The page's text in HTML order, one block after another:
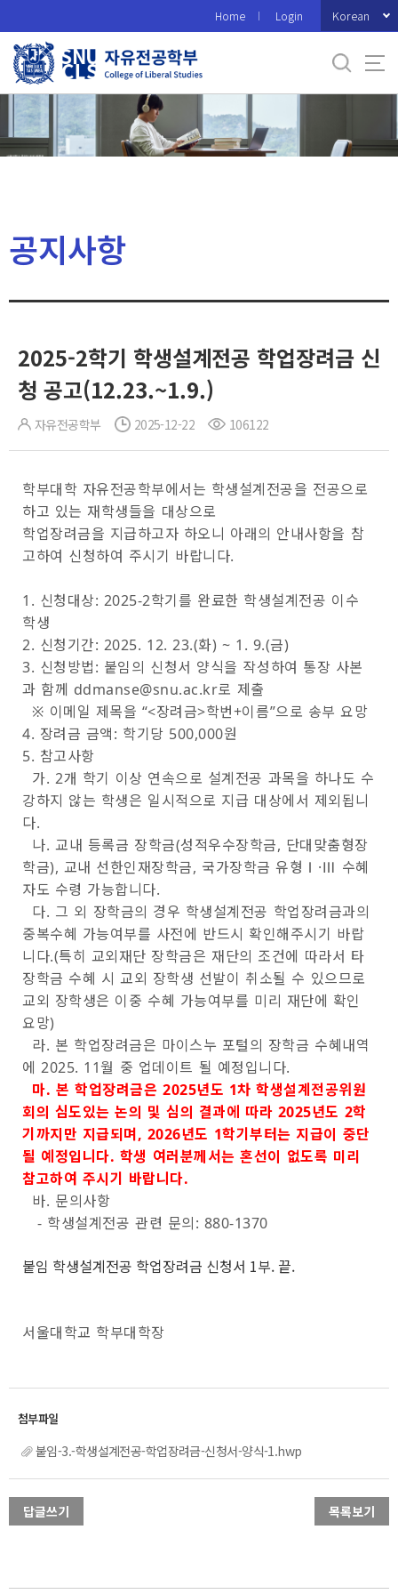
로
메
Home Login Korean
공지사항
2025-2학기 학생설계전공 학업장려금 신
청 공고(12.23.~1.9.)
자유전공학부 2025-12-22 106122
학부대학 자유전공학부에서는 학생설계전공을 전공으로
하고 있는 재학생들을 대상으로
학업장려금을 지급하고자 하오니 아래의 안내사항을 참
고하여 신청하여 주시기 바랍니다.
1. 신청대상: 2025-2학기를 완료한 학생설계전공 이수
학생
2. 신청기간: 2025. 12. 23.(화) ~ 1. 9.(금)
3. 신청방법: 붙임의 신청서 양식을 작성하여 통장 사본
과 함께 ddmanse@snu.ac.kr로 제출
※ 이메일 제목을 “<장려금>학번+이름”으로 송부 요망
4. 장려금 금액: 학기당 500,000원
5. 참고사항
가. 2개 학기 이상 연속으로 설계전공 과목을 하나도 수
강하지 않는 학생은 일시적으로 지급 대상에서 제외됩니
다.
나. 교내 등록금 장학금(성적우수장학금, 단대맞춤형장
학금), 교내 선한인재장학금, 국가장학금 유형Ⅰ·Ⅲ 수혜
자도 수령 가능합니다.
다. 그 외 장학금의 경우 학생설계전공 학업장려금과의
중복수혜 가능여부를 사전에 반드시 확인해주시기 바랍
니다.(특히 교외재단 장학금은 재단의 조건에 따라서 타
장학금 수혜 시 교외 장학생 선발이 취소될 수 있으므로
교외 장학생은 이중 수혜 가능여부를 미리 재단에 확인
요망)
라. 본 학업장려금은 마이스누 포털의 장학금 수혜내역
에 2025. 11월 중 업데이트 될 예정입니다.
마. 본 학업장려금은 2025년도 1차 학생설계전공위원
회의 심도있는 논의 및 심의 결과에 따라 2025년도 2학
기까지만 지급되며, 2026년도 1학기부터는 지급이 중단
될 예정입니다. 학생 여러분께서는 혼선이 없도록 미리
참고하여 주시기 바랍니다.
바. 문의사항
- 학생설계전공 관련 문의: 880-1370
붙임 학생설계전공 학업장려금 신청서 1부. 끝.
서울대학교 학부대학장
붙임-3.-학생설계전공-학업장려금-신청서-양식-1.hwp
답글쓰기 목록보기